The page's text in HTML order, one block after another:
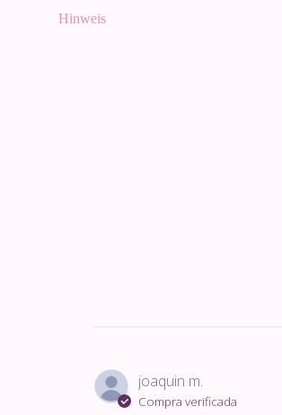
Hinweis
joaquin m.
Compra verificada